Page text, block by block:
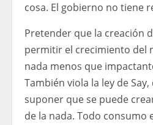
cosa. El gobierno no tiene
Pretender que la creación
permitir el crecimiento del
nada menos que
También viola la ley de
suponer que se puede
de la nada. Todo consumo